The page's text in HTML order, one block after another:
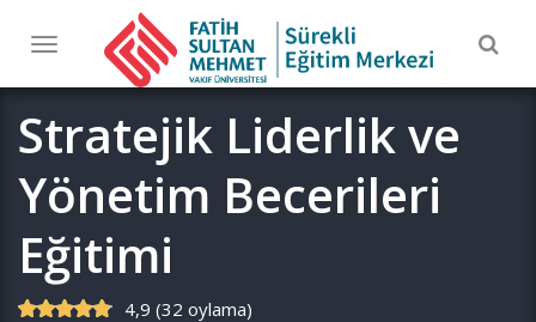
Toggle
navigation
Stratejik Liderlik ve
Yönetim Becerileri
Eğitimi
4,9 (32 oylama)